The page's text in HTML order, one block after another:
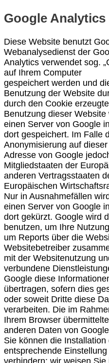
Google Analytics
Diese Website benutzt
Webanalysedienst der
Analytics verwendet sog.
auf Ihrem Computer
gespeichert werden und
Benutzung der Website
durch den Cookie
Benutzung dieser
einen Server von Google
dort gespeichert. Im Falle
Anonymisierung auf
Adresse von Google
Mitgliedstaaten der
anderen Vertragsstaaten
Europäischen
Nur in Ausnahmefällen
einen Server von Google
dort gekürzt. Google wird
benutzen, um Ihre
um Reports über die
Websitebetreiber
mit der Websitenutzung
verbundene
Google diese
übertragen, sofern dies
oder soweit Dritte diese
verarbeiten. Die im
Ihrem Browser
anderen Daten von
Sie können die
entsprechende
verhindern; wir weisen